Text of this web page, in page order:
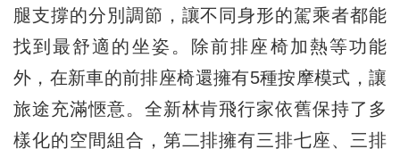
腿支撐的分別調節，讓不同身形的駕乘者都能
找到最舒適的坐姿。除前排座椅加熱等功能
外，在新車的前排座椅還擁有5種按摩模式，讓
旅途充滿愜意。全新林肯飛行家依舊保持了多
樣化的空間組合，第二排擁有三排七座、三排